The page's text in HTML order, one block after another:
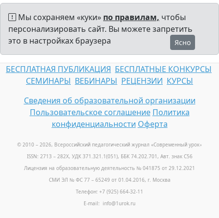
Мы сохраняем «куки» по правилам, чтобы
персонализировать сайт. Вы можете запретить
это в настройках браузера
Ясно
БЕСПЛАТНАЯ ПУБЛИКАЦИЯ БЕСПЛАТНЫЕ КОНКУРСЫ
СЕМИНАРЫ ВЕБИНАРЫ РЕЦЕНЗИИ КУРСЫ
Сведения об образовательной организации
Пользовательское соглашение Политика
конфиденциальности Оферта
© 2010 – 2026, Всероссийский педагогический журнал «Современный урок»
ISSN: 2713 – 282X, УДК 371.321.1(051), ББК 74.202.701, Авт. знак С56
Лицензия на образовательную деятельность № 041875 от 29.12.2021
СМИ ЭЛ № ФС 77 – 65249 от 01.04.2016, г. Москва
Телефон: +7 (925) 664-32-11
E-mail: info@1urok.ru